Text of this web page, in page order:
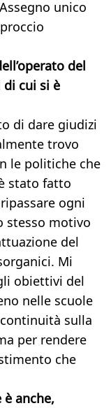
unico
del
cui si è
di dare giudizi
trovo
le politiche che
stato fatto
ogni
stesso motivo
del
Mi
obiettivi del
nelle scuole
sulla
per rendere
che
anche,